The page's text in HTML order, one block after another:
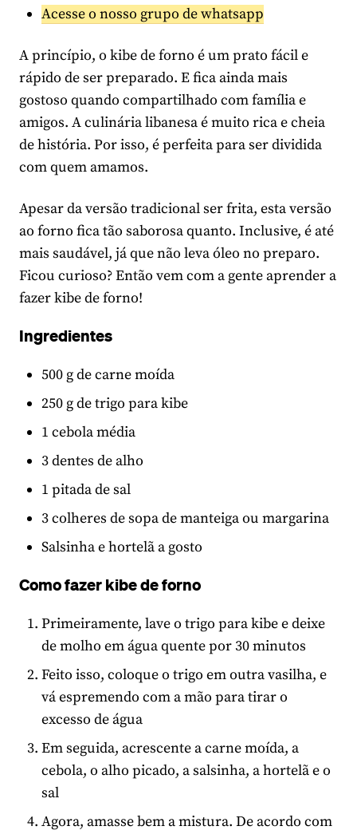
Acesse o nosso grupo de whatsapp
A princípio, o kibe de forno é um prato fácil e
rápido de ser preparado. E fica ainda mais
gostoso quando compartilhado com família e
amigos. A culinária libanesa é muito rica e cheia
de história. Por isso, é perfeita para ser dividida
com quem amamos.
Apesar da versão tradicional ser frita, esta versão
ao forno fica tão saborosa quanto. Inclusive, é até
mais saudável, já que não leva óleo no preparo.
Ficou curioso? Então vem com a gente aprender a
fazer kibe de forno!
Ingredientes
500 g de carne moída
250 g de trigo para kibe
1 cebola média
3 dentes de alho
1 pitada de sal
3 colheres de sopa de manteiga ou margarina
Salsinha e hortelã a gosto
Como fazer kibe de forno
Primeiramente, lave o trigo para kibe e deixe
de molho em água quente por 30 minutos
Feito isso, coloque o trigo em outra vasilha, e
vá espremendo com a mão para tirar o
excesso de água
Em seguida, acrescente a carne moída, a
cebola, o alho picado, a salsinha, a hortelã e o
sal
Agora, amasse bem a mistura. De acordo com